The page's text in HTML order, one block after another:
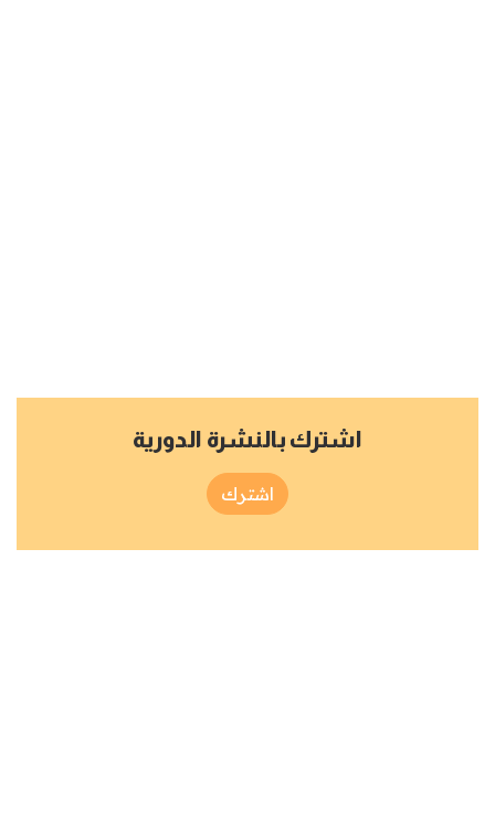
اشترك بالنشرة الدورية
اشترك